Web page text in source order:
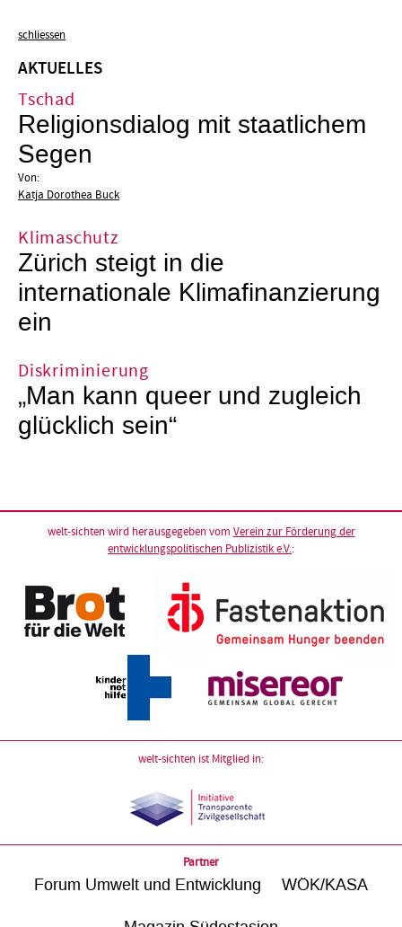
schliessen
AKTUELLES
Tschad
Religionsdialog mit staatlichem
Segen
Von:
Katja Dorothea Buck
Klimaschutz
Zürich steigt in die
internationale Klimafinanzierung
ein
Diskriminierung
„Man kann queer und zugleich
glücklich sein“
welt-sichten wird herausgegeben vom Verein zur Förderung der
entwicklungspolitischen Publizistik e.V.:
welt-sichten ist Mitglied in:
Partner
Forum Umwelt und Entwicklung WÖK/KASA